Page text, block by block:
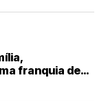
franquia de
no RN